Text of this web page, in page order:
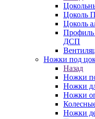
Цоколь
Цоколь
Профиль
ДСП
Ножки под
Назад
Ножки
Ножки
Ножки
Ножки